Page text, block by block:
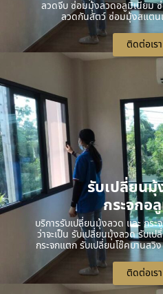
ลวดจีบ ซ่อมมุ้งลวดอลูมิเนียม
ลวดกันสัตว์ ซ่อมมุ้งสแตน
ติดต่อเร
รับเปลี่ยนมุ้
กระจกอ
บริการรับเปลี่ยนมุ้งลวด และ กร
ว่าจะเป็น รับเปลี่ยนมุ้งลวด รับเ
กระจกแตก รับเปลี่ยนโช๊คบานสวิ
ติดต่อเร